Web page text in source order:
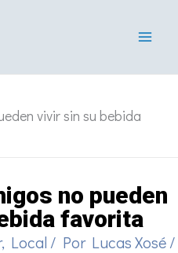
vivir sin su bebida
no pueden
favorita
, Local / Por Lucas Xosé/